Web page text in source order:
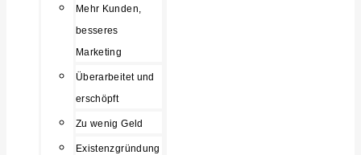
Mehr Kunden,
besseres
Marketing
Überarbeitet und
erschöpft
Zu wenig Geld
Existenzgründung